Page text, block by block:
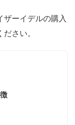
ザーイデルの購入
さい。